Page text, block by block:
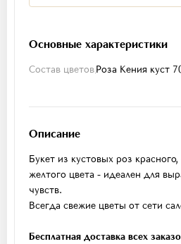
Основные характеристики
Состав цветовРоза Кения куст
Описание
Букет из кустовых роз
желтого цвета - идеален для
чувств.
Всегда свежие цветы от сети
Бесплатная доставка всех